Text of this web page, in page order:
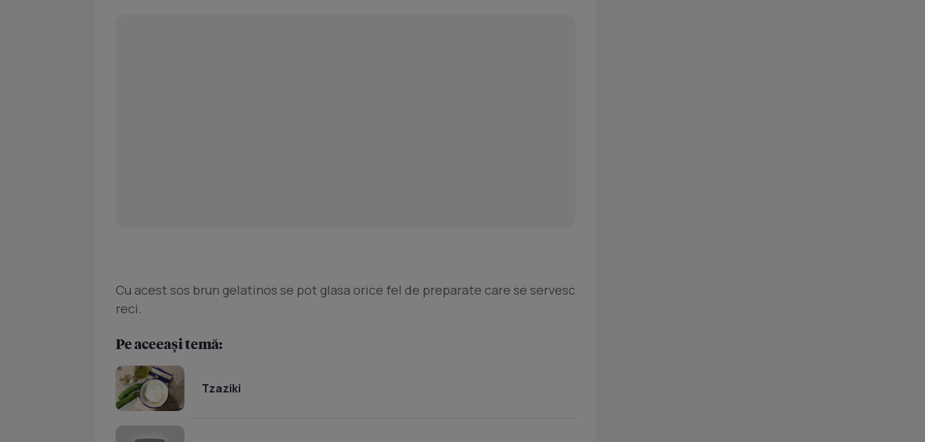
Cu acest sos brun gelatinos se pot glasa orice fel de preparate care se servesc
reci.
Pe aceeași temă:
Tzaziki